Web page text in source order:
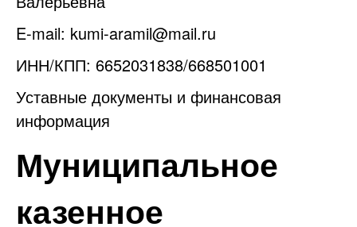
E-mail: kumi-aramil@mail.ru
ИНН/КПП: 6652031838/668501001
Уставные документы и финансовая
информация
Муниципальное
казенное